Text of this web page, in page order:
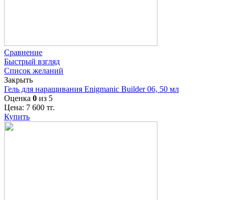
Сравнение
Быстрый взгляд
Список желаний
Закрыть
Гель для наращивания Enigmanic Builder 06, 50 мл
Оценка 0 из 5
Цена: 7 600 тг.
Купить